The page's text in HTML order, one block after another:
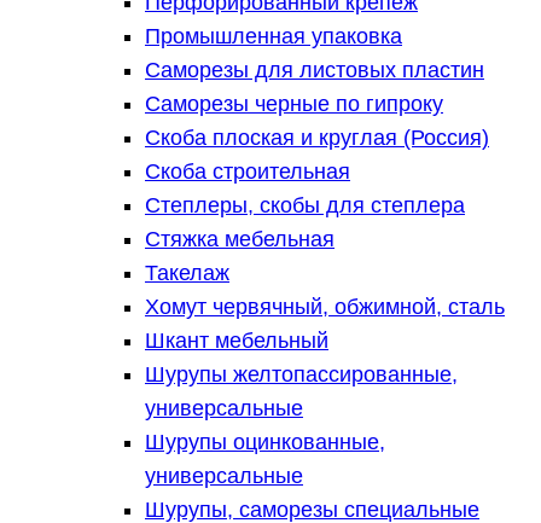
Промышленная упаковка
Саморезы для листовых пластин
Саморезы черные по гипроку
Скоба плоская и круглая (Россия)
Скоба строительная
Степлеры, скобы для степлера
Стяжка мебельная
Такелаж
Хомут червячный, обжимной, сталь
Шкант мебельный
Шурупы желтопассированные,
универсальные
Шурупы оцинкованные,
универсальные
Шурупы, саморезы специальные